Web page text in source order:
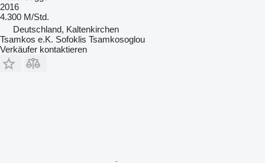
2016
4.300 M/Std.
Deutschland, Kaltenkirchen
Tsamkos e.K. Sofoklis Tsamkosoglou
Verkäufer kontaktieren